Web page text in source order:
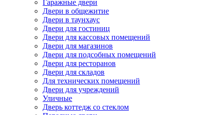
Гаражные двери
Двери в общежитие
Двери в таунхаус
Двери для гостиниц
Двери для кассовых помещений
Двери для магазинов
Двери для подсобных помещений
Двери для ресторанов
Двери для складов
Для технических помещений
Двери для учреждений
Уличные
Дверь коттедж со стеклом